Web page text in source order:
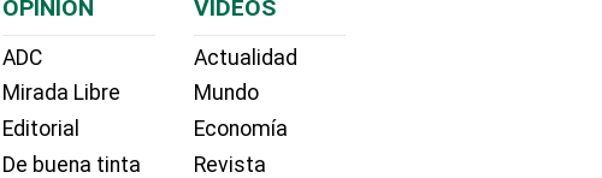
OPINIÓN
ADC
Mirada Libre
Editorial
De buena tinta
VIDEOS
Actualidad
Mundo
Economía
Revista